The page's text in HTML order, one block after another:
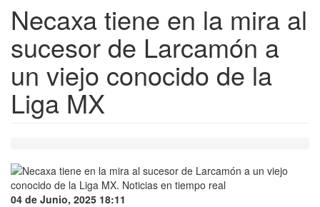
Necaxa tiene en la mira al
sucesor de Larcamón a
un viejo conocido de la
Liga MX
04 de Junio, 2025 18:11